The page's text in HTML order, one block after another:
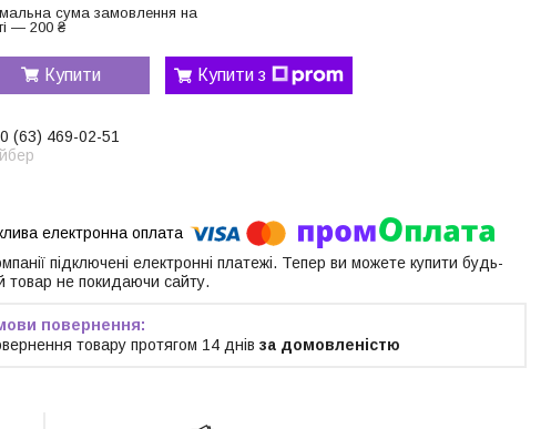
сума замовлення на
— 200 ₴
Купити Купити з
(63) 469-02-51
підключені електронні платежі. Тепер ви можете купити будь-
товар не покидаючи сайту.
товару протягом 14 днів за домовленістю